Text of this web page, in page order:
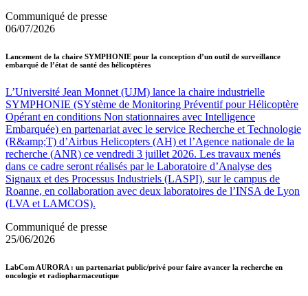
Communiqué de presse
06/07/2026
Lancement de la chaire SYMPHONIE pour la conception d’un outil de surveillance
embarqué de l’état de santé des hélicoptères
L’Université Jean Monnet (UJM) lance la chaire industrielle
SYMPHONIE (SYstème de Monitoring Préventif pour Hélicoptère
Opérant en conditions Non stationnaires avec Intelligence
Embarquée) en partenariat avec le service Recherche et Technologie
(R&amp;T) d’Airbus Helicopters (AH) et l’Agence nationale de la
recherche (ANR) ce vendredi 3 juillet 2026. Les travaux menés
dans ce cadre seront réalisés par le Laboratoire d’Analyse des
Signaux et des Processus Industriels (LASPI), sur le campus de
Roanne, en collaboration avec deux laboratoires de l’INSA de Lyon
(LVA et LAMCOS).
Communiqué de presse
25/06/2026
LabCom AURORA : un partenariat public/privé pour faire avancer la recherche en
oncologie et radiopharmaceutique